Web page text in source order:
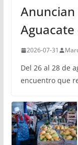
Anuncian
Aguacate
2026-07-31
Del 26 al 28 de
encuentro que